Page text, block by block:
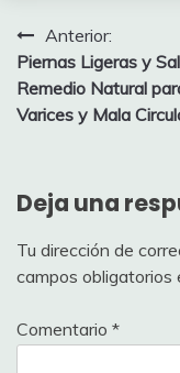
Navegación
de
entradas
Anterior:
Piernas Ligeras y
Remedio Natural
Varices y Mala
Deja una
Tu dirección de
campos obligatorios
Comentario *